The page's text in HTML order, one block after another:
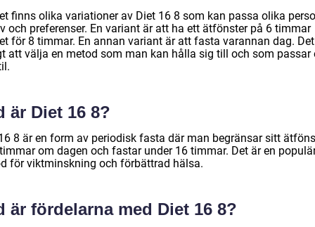
finns olika variationer av Diet 16 8 som kan passa olika
och preferenser. En variant är att ha ett ätfönster på 6 timmar
för 8 timmar. En annan variant är att fasta varannan dag.
att välja en metod som man kan hålla sig till och som passar
är Diet 16 8?
8 är en form av periodisk fasta där man begränsar sitt
om dagen och fastar under 16 timmar. Det är en
för viktminskning och förbättrad hälsa.
är fördelarna med Diet 16 8?